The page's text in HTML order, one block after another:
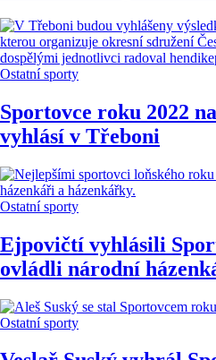
Ostatní sporty
Sportovce roku 2022
vyhlásí v Třeboni
Ostatní sporty
Ejpovičtí vyhlásili
ovládli národní
Ostatní sporty